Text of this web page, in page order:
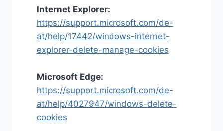
Internet Explorer:
https://support.microsoft.com/de-
at/help/17442/windows-internet-
explorer-delete-manage-cookies
Microsoft Edge:
https://support.microsoft.com/de-
at/help/4027947/windows-delete-
cookies